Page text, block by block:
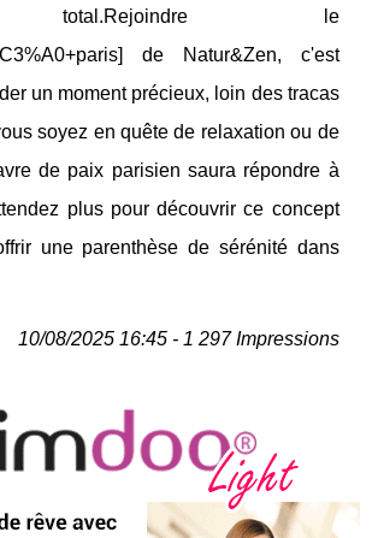
total.Rejoindre le
de Natur&Zen, c'est
un moment précieux, loin des tracas
soyez en quête de relaxation ou de
de paix parisien saura répondre à
plus pour découvrir ce concept
une parenthèse de sérénité dans
10/08/2025 16:45 - 1 297 Impressions